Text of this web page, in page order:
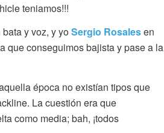
teniamos!!!
bata y voz, y yoSergio Rosalesen
que conseguimos bajista y pase a la
época no existían tipos que
La cuestión era que
como media; bah, ¡todos